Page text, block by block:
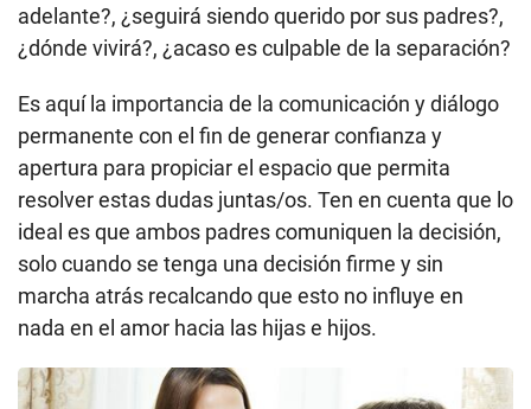
adelante?, ¿seguirá siendo querido por sus padres?,
¿dónde vivirá?, ¿acaso es culpable de la separación?
Es aquí la importancia de la comunicación y diálogo
permanente con el fin de generar confianza y
apertura para propiciar el espacio que permita
resolver estas dudas juntas/os. Ten en cuenta que lo
ideal es que ambos padres comuniquen la decisión,
solo cuando se tenga una decisión firme y sin
marcha atrás recalcando que esto no influye en
nada en el amor hacia las hijas e hijos.